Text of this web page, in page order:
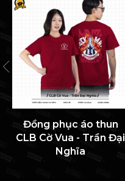
Đồng phục áo thun
CLB Cờ Vua - Trần Đại
Nghĩa